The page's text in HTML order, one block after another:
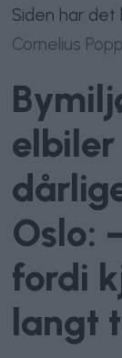
Siden har det
Cornelius
Oslo:
fordi
langt